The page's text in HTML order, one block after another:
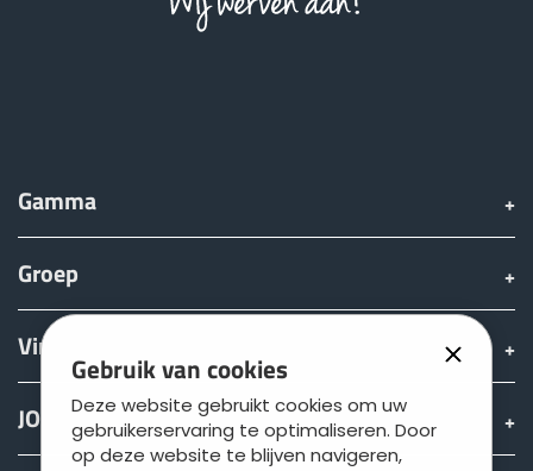
Gebruik van cookies
Deze website gebruikt cookies om uw
gebruikerservaring te optimaliseren. Door
op deze website te blijven navigeren,
Gamma
Groep
Vinden & Kopen
JOSKIN wereld